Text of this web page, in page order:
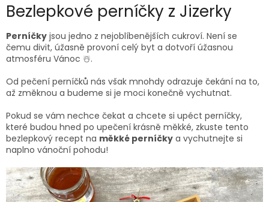
Bezlepkové perníčky z Jizerky
Perníčky jsou jedno z nejoblíbenějších cukroví. Není se
čemu divit, úžasně provoní celý byt a dotvoří úžasnou
atmosféru Vánoc ☃️.
Od pečení perníčků nás však mnohdy odrazuje čekání na to,
až změknou a budeme si je moci konečně vychutnat.
Pokud se vám nechce čekat a chcete si upéct perníčky,
které budou hned po upečení krásně měkké, zkuste tento
bezlepkový recept na měkké perníčky a vychutnejte si
naplno vánoční pohodu!